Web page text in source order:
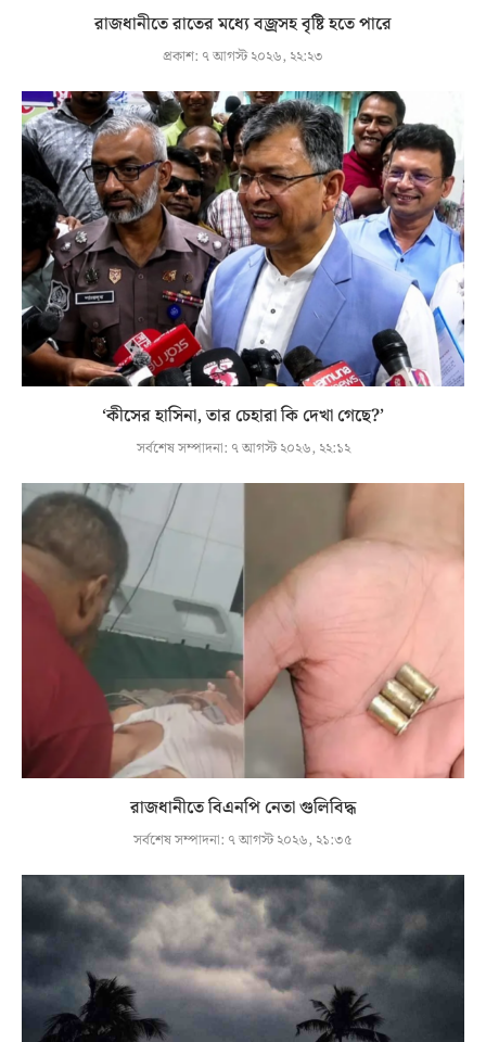
রাজধানীতে রাতের মধ্যে বজ্রসহ বৃষ্টি হতে পারে
প্রকাশ: ৭ আগস্ট ২০২৬, ২২:২৩
‘কীসের হাসিনা, তার চেহারা কি দেখা গেছে?’
সর্বশেষ সম্পাদনা: ৭ আগস্ট ২০২৬, ২২:১২
রাজধানীতে বিএনপি নেতা গুলিবিদ্ধ
সর্বশেষ সম্পাদনা: ৭ আগস্ট ২০২৬, ২১:৩৫